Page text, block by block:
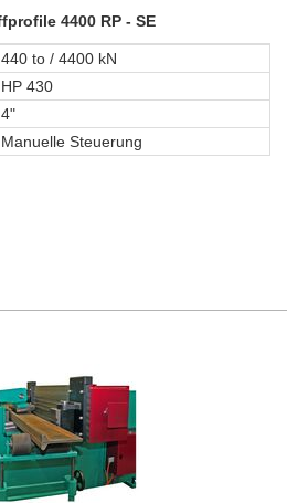
4400 RP - SE
440 to / 4400 kN
HP 430
4"
Manuelle Steuerung